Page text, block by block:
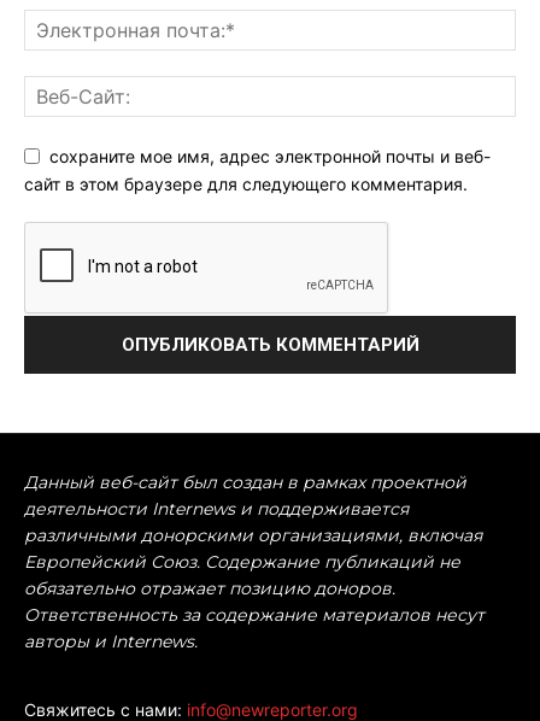
сохраните мое имя, адрес электронной почты и веб-
сайт в этом браузере для следующего комментария.
Данный веб-сайт был создан в рамках проектной
деятельности Internews и поддерживается
различными донорскими организациями, включая
Европейский Союз. Содержание публикаций не
обязательно отражает позицию доноров.
Ответственность за содержание материалов несут
авторы и Internews.
Свяжитесь с нами: info@newreporter.org